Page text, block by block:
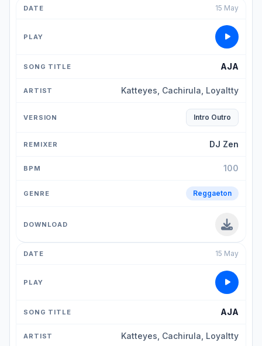
15 May
AJA
Katteyes, Cachirula, Loyaltty
Intro Outro
DJ Zen
100
Reggaeton
15 May
AJA
Katteyes, Cachirula, Loyaltty